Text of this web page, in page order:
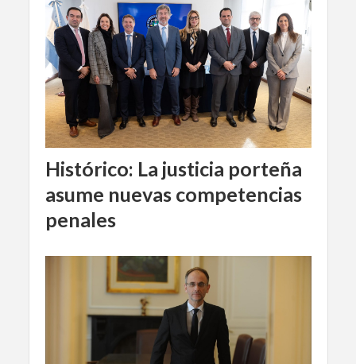
Histórico: La justicia porteña
asume nuevas competencias
penales